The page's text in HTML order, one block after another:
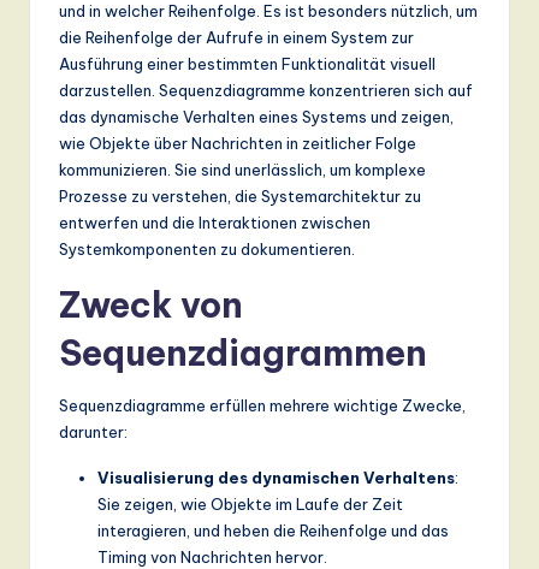
T
d
A
S
o
und in welcher Reihenfolge. Es ist besonders nützlich, um
die Reihenfolge der Aufrufe in einem System zur
Ausführung einer bestimmten Funktionalität visuell
darzustellen. Sequenzdiagramme konzentrieren sich auf
das dynamische Verhalten eines Systems und zeigen,
wie Objekte über Nachrichten in zeitlicher Folge
kommunizieren. Sie sind unerlässlich, um komplexe
Prozesse zu verstehen, die Systemarchitektur zu
entwerfen und die Interaktionen zwischen
Systemkomponenten zu dokumentieren.
Zweck von
Sequenzdiagrammen
Sequenzdiagramme erfüllen mehrere wichtige Zwecke,
darunter:
Visualisierung des dynamischen Verhaltens:
Sie zeigen, wie Objekte im Laufe der Zeit
interagieren, und heben die Reihenfolge und das
Timing von Nachrichten hervor.